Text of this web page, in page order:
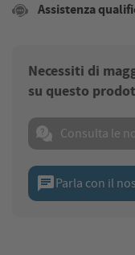
Assistenza
Necessiti di
su questo
Consulta le
chatParla con il